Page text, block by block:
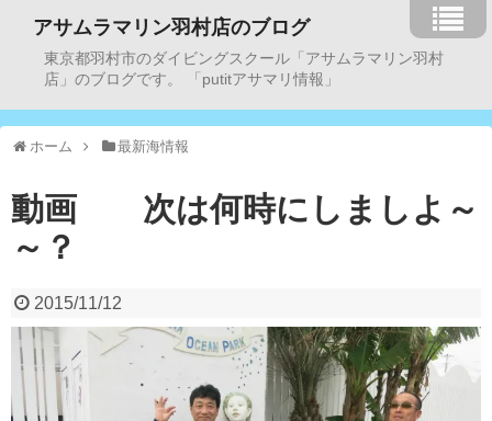
アサムラマリン羽村店のブログ
東京都羽村市のダイビングスクール「アサムラマリン羽村
店」のブログです。 「putitアサマリ情報」
ホーム 最新海情報
動画 次は何時にしましよ～
～？
2015/11/12